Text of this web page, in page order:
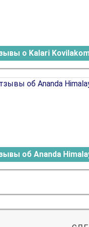
о Kalari
об Ananda